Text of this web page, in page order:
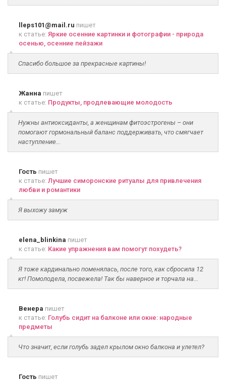
lleps101@mail.ru пишет
к статье: Яркие осенние картинки и фотографии - природа
осенью, осенние пейзажи
Спасибо большое за прекрасные картины!
Жанна пишет
к статье: Продукты, продлевающие молодость
Нужны антиоксиданты, а женщинам фитоэстрогены – они
помогают гормональный баланс поддерживать, что смягчает
наступление...
Гость пишет
к статье: Лучшие симоронские ритуалы для привлечения
любви и романтики
Я выхожу замуж
elena_blinkina пишет
к статье: Какие упражнения вам помогут похудеть?
Я тоже кардинально поменялась, после того, как сбросила 12
кг! Помолодела, посвежела! Так бы наверное и торчала на...
Венера пишет
к статье: Голубь сидит на балконе или окне: народные
предметы
Что значит, если голубь задел крылом окно балкона и улетел?
Гость пишет